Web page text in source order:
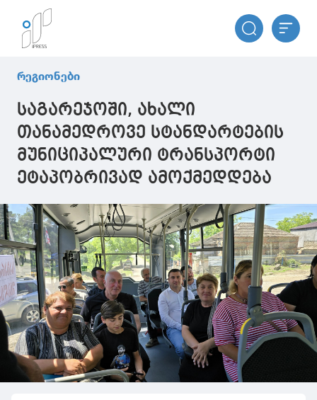
რეგიონები
საგარეჯოში, ახალი
თანამედროვე სტანდარტების
მუნიციპალური ტრანსპორტი
ეტაპობრივად ამოქმედდება